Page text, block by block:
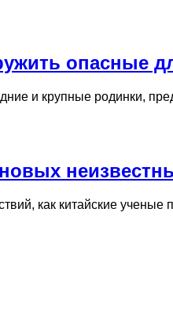
опасные
и крупные родинки,
как китайские